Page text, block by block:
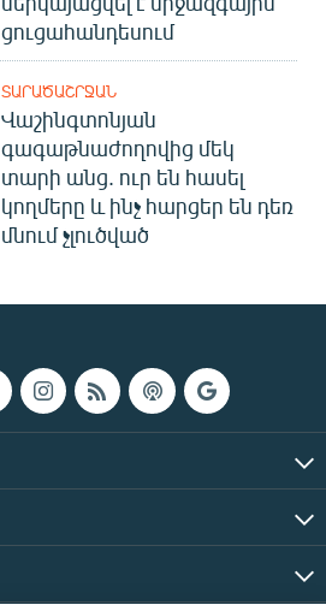
ցուցահանդեսում
ՏԱՐԱԾԱՇՐՋԱՆ
Վաշինգտոնյան
գագաթնաժողովից մեկ
տարի անց. ուր են հասել
կողմերը և ինչ հարցեր են դեռ
մնում չլուծված